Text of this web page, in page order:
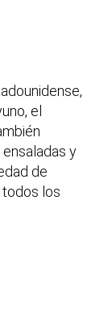
el
y
de
todos los